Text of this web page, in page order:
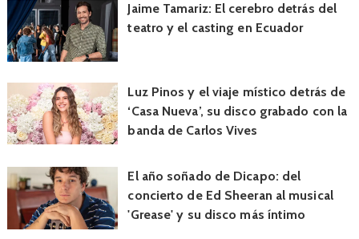
Jaime Tamariz: El cerebro detrás del
teatro y el casting en Ecuador
Luz Pinos y el viaje místico detrás de
‘Casa Nueva’, su disco grabado con la
banda de Carlos Vives
El año soñado de Dicapo: del
concierto de Ed Sheeran al musical
'Grease' y su disco más íntimo